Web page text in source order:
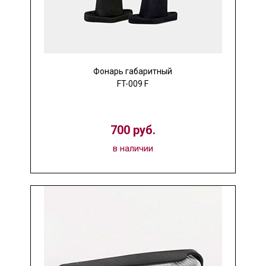
Фонарь габаритный
FT-009 F
700 руб.
в наличии